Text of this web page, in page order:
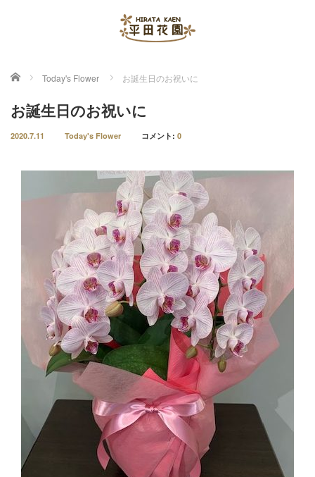
ホーム Today's Flower お誕生日のお祝いに
お誕生日のお祝いに
2020.7.11 Today's Flower コメント: 0